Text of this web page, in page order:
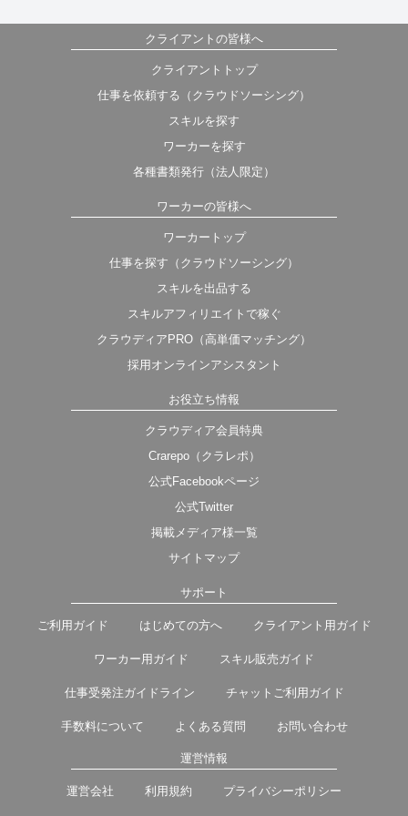
クライアントの皆様へ
クライアントトップ
仕事を依頼する（クラウドソーシング）
スキルを探す
ワーカーを探す
各種書類発行（法人限定）
ワーカーの皆様へ
ワーカートップ
仕事を探す（クラウドソーシング）
スキルを出品する
スキルアフィリエイトで稼ぐ
クラウディアPRO（高単価マッチング）
採用オンラインアシスタント
お役立ち情報
クラウディア会員特典
Crarepo（クラレポ）
公式Facebookページ
公式Twitter
掲載メディア様一覧
サイトマップ
サポート
ご利用ガイド はじめての方へ クライアント用ガイド
ワーカー用ガイド スキル販売ガイド
仕事受発注ガイドライン チャットご利用ガイド
手数料について よくある質問 お問い合わせ
運営情報
運営会社 利用規約 プライバシーポリシー